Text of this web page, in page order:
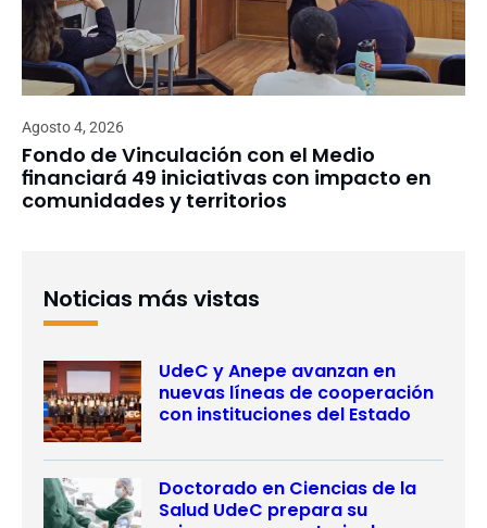
Agosto 4, 2026
Fondo de Vinculación con el Medio
financiará 49 iniciativas con impacto en
comunidades y territorios
Noticias más vistas
UdeC y Anepe avanzan en
nuevas líneas de cooperación
con instituciones del Estado
Doctorado en Ciencias de la
Salud UdeC prepara su